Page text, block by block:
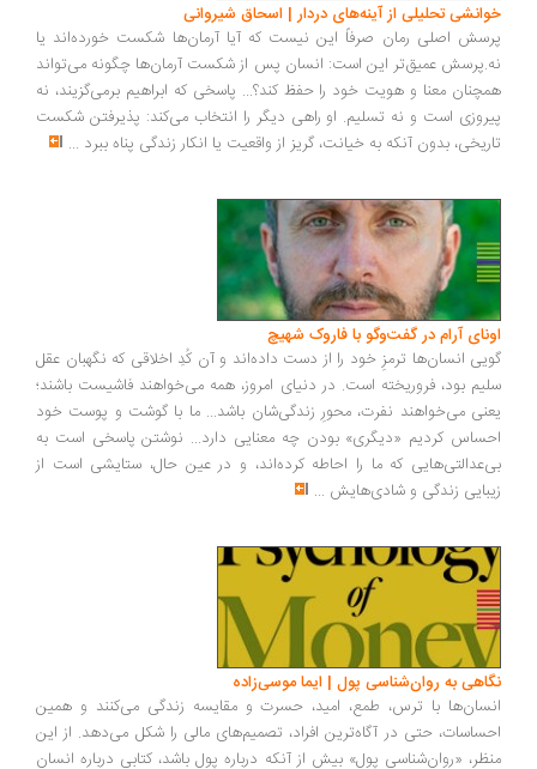
تحلیلی از آینه‌های دردار | اسحاق شیروانی
اصلی رمان صرفاً این نیست که آیا آرمان‌ها شکست خورده‌اند یا
عمیق‌تر این است: انسان پس از شکست آرمان‌ها چگونه می‌تواند
معنا و هویت خود را حفظ کند؟... پاسخی که ابراهیم برمی‌گزیند، نه
است و نه تسلیم. او راهی دیگر را انتخاب می‌کند: پذیرفتن شکست
بدون آنکه به خیانت، گریز از واقعیت یا انکار زندگی پناه ببرد...
آرام در گفت‌وگو با فاروک شهیچ‭
انسان‌ها ترمزِ خود را از دست داده‌اند و آن کُدِ اخلاقی که نگهبان عقل
بود، فروریخته است. در دنیای امروز، همه می‌خواهند فاشیست باشند؛
می‌خواهند نفرت، محورِ زندگی‌شان باشد... ما با گوشت و پوست خود
کردیم «دیگری» بودن چه معنایی دارد... نوشتن پاسخی است به
که ما را احاطه کرده‌اند، و در عین حال، ستایشی است از
زندگی و شادی‌هایش...
به روان‌شناسی پول | ایما موسی‌زاده
با ترس، طمع، امید، حسرت و مقایسه زندگی می‌کنند و همین
حتی در آگاه‌ترین افراد، تصمیم‌های مالی را شکل می‌دهد. از این
«روان‌شناسی پول» بیش از آنکه درباره پول باشد، کتابی درباره انسان